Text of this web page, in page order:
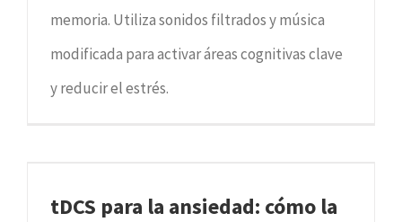
memoria. Utiliza sonidos filtrados y música
modificada para activar áreas cognitivas clave
y reducir el estrés.
tDCS para la ansiedad: cómo la